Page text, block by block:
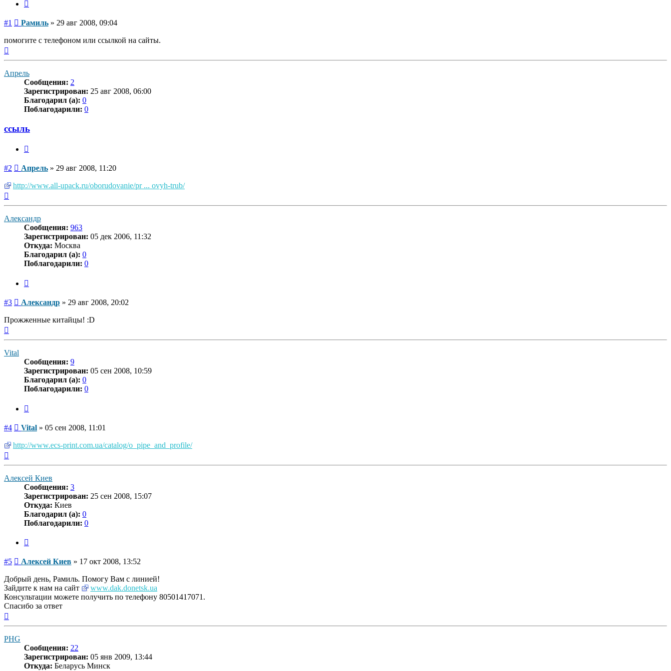
#1 Сообщение
Рамиль » 29 авг 2008, 09:04
помогите с телефоном или ссылкой на сайты.
Апрель
Сообщения: 2
Зарегистрирован: 25 авг 2008, 06:00
Благодарил (а): 0
Поблагодарили: 0
ссыль
#2 Сообщение
Апрель » 29 авг 2008, 11:20
http://www.all-upack.ru/oborudovanie/pr ... ovyh-trub/
Александр
Сообщения: 963
Зарегистрирован: 05 дек 2006, 11:32
Откуда: Москва
Благодарил (а): 0
Поблагодарили: 0
#3 Сообщение
Александр » 29 авг 2008, 20:02
Прожженные китайцы! :D
Vital
Сообщения: 9
Зарегистрирован: 05 сен 2008, 10:59
Благодарил (а): 0
Поблагодарили: 0
#4 Сообщение
Vital » 05 сен 2008, 11:01
http://www.ecs-print.com.ua/catalog/o_pipe_and_profile/
Алексей Киев
Сообщения: 3
Зарегистрирован: 25 сен 2008, 15:07
Откуда: Киев
Благодарил (а): 0
Поблагодарили: 0
#5 Сообщение
Алексей Киев » 17 окт 2008, 13:52
Добрый день, Рамиль. Помогу Вам с линией!
Зайдите к нам на сайт
www.dak.donetsk.ua
Консультации можете получить по телефону 80501417071.
Спасибо за ответ
к
PHG
Сообщения: 22
Зарегистрирован: 05 янв 2009, 13:44
Откуда: Беларусь Минск